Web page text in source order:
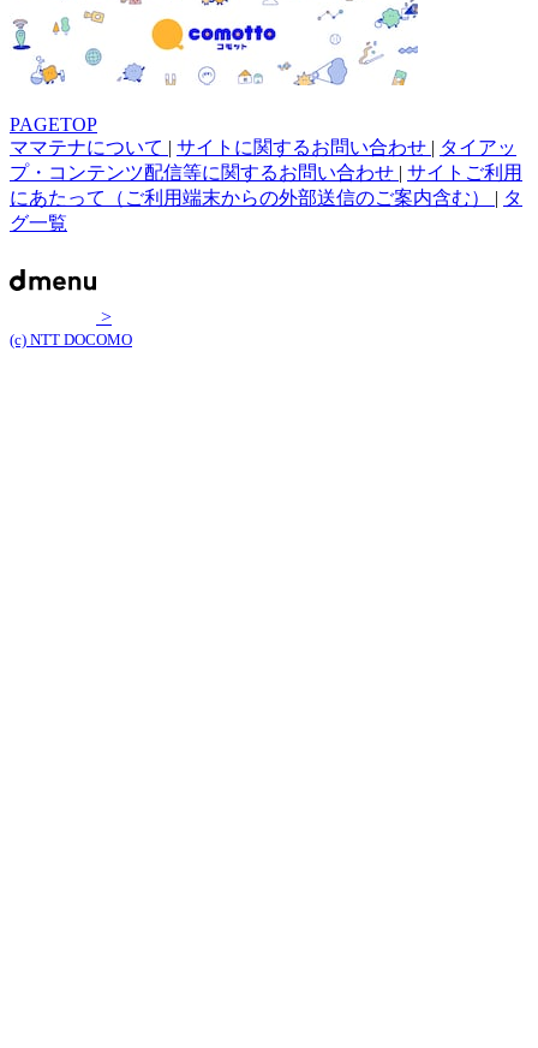
PAGETOP
ママテナについて | サイトに関するお問い合わせ | タイアッ
プ・コンテンツ配信等に関するお問い合わせ | サイトご利用
にあたって（ご利用端末からの外部送信のご案内含む） | タ
グ一覧
>
(c) NTT DOCOMO